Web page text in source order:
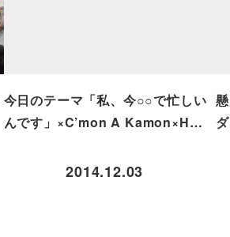
今日のテーマ「私、今○○で忙しい
んです」×C’mon A Kamon×H…
2014.12.03